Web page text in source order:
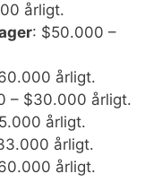
årligt.
: $50.000 –
årligt.
– $30.000 årligt.
årligt.
årligt.
årligt.